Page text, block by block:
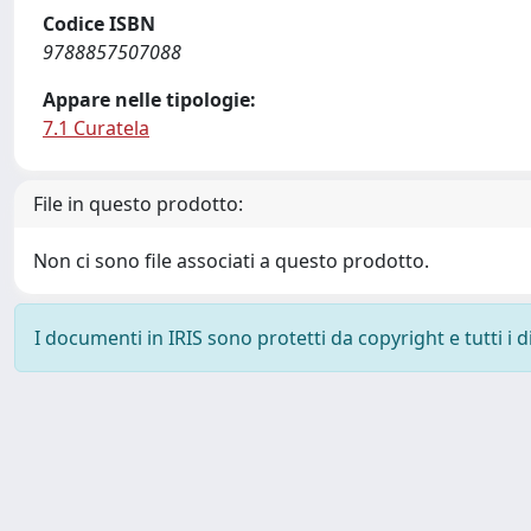
Codice ISBN
9788857507088
Appare nelle tipologie:
7.1 Curatela
File in questo prodotto:
Non ci sono file associati a questo prodotto.
I documenti in IRIS sono protetti da copyright e tutti i